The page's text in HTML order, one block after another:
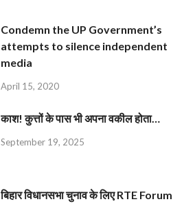
Condemn the UP Government’s
attempts to silence independent
media
April 15, 2020
काश! कुत्तों के पास भी अपना वकील होता…
September 19, 2025
बिहार विधानसभा चुनाव के लिए RTE Forum